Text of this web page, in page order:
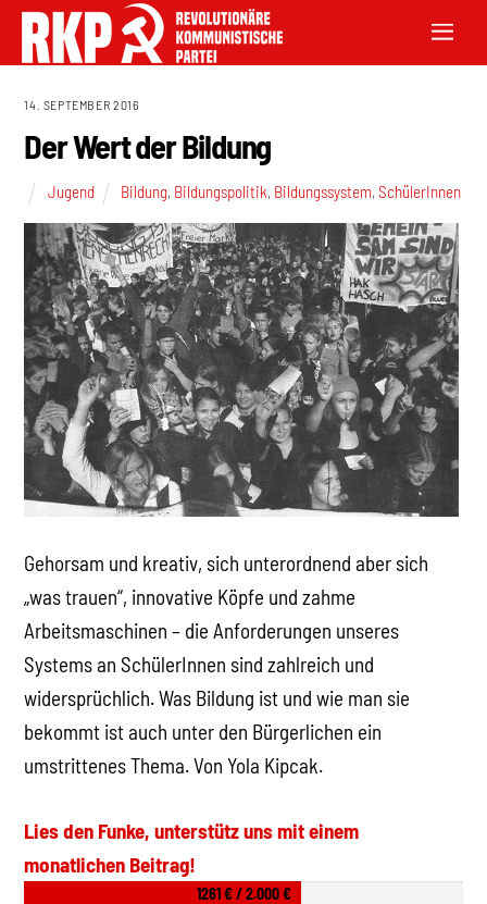
14. SEPTEMBER 2016
Der Wert der Bildung
Jugend Bildung, Bildungspolitik, Bildungssystem,SchülerInnen
Gehorsam und kreativ, sich unterordnend aber sich
„was trauen“, innovative Köpfe und zahme
Arbeitsmaschinen – die Anforderungen unseres
Systems an SchülerInnen sind zahlreich und
widersprüchlich. Was Bildung ist und wie man sie
bekommt ist auch unter den Bürgerlichen ein
umstrittenes Thema. Von Yola Kipcak.
Lies den Funke, unterstütz uns mit einem
monatlichen Beitrag!
1261 € / 2.000 €